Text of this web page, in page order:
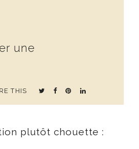
une
THIS
plutôt chouette :